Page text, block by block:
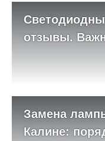
отзывы.
Замена
Калине: